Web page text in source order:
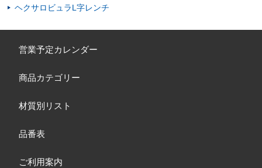
ヘクサロビュラL字レンチ
営業予定カレンダー
商品カテゴリー
材質別リスト
品番表
ご利用案内